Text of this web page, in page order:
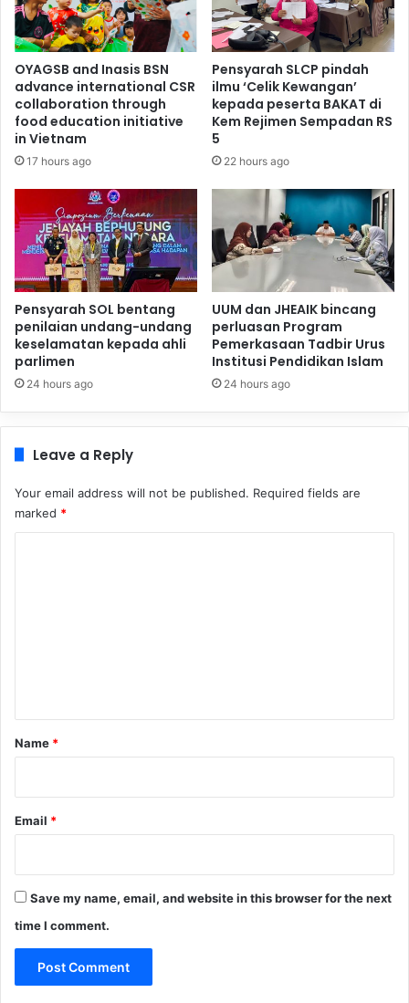
OYAGSB and Inasis BSN
advance international CSR
collaboration through
food education initiative
in Vietnam
17 hours ago
Pensyarah SLCP pindah
ilmu ‘Celik Kewangan’
kepada peserta BAKAT di
Kem Rejimen Sempadan RS
5
22 hours ago
Pensyarah SOL bentang
penilaian undang-undang
keselamatan kepada ahli
parlimen
24 hours ago
UUM dan JHEAIK bincang
perluasan Program
Pemerkasaan Tadbir Urus
Institusi Pendidikan Islam
24 hours ago
Leave a Reply
Your email address will not be published. Required fields are
marked *
*
Name *
Email *
Save my name, email, and website in this browser for the next
time I comment.